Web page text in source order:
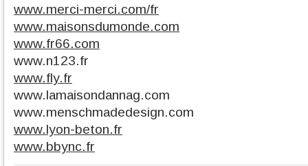
www.merci-merci.com/fr
www.maisonsdumonde.com
www.fr66.com
www.n123.fr
www.fly.fr
www.lamaisondannag.com
www.menschmadedesign.com
www.lyon-beton.fr
www.bbync.fr